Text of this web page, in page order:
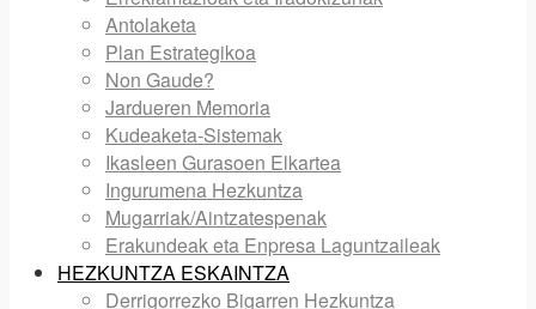
Antolaketa
Plan Estrategikoa
Non Gaude?
Jardueren Memoria
Kudeaketa-Sistemak
Ikasleen Gurasoen Elkartea
Ingurumena Hezkuntza
Mugarriak/Aintzatespenak
Erakundeak eta Enpresa Laguntzaileak
HEZKUNTZA ESKAINTZA
Derrigorrezko Bigarren Hezkuntza